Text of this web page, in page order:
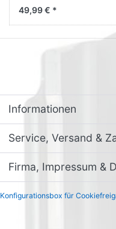
49,99 € *
Informationen
Service, Versand &
Firma, Impressum &
Konfigurationsbox für